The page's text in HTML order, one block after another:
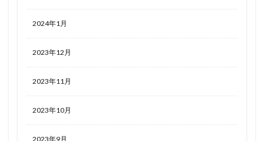
2024年1月
2023年12月
2023年11月
2023年10月
2023年9月